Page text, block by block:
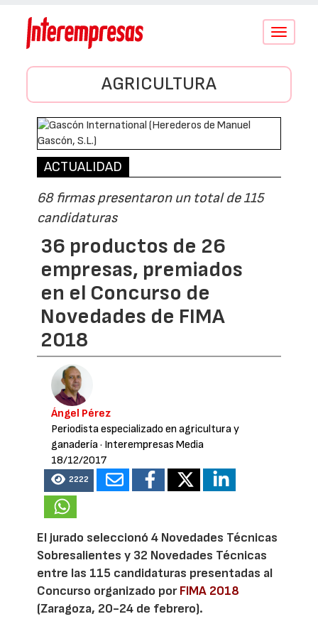
Conmutar
AGRICULTURA
ACTUALIDAD
68 firmas presentaron un total de 115
candidaturas
36 productos de 26
empresas, premiados
en el Concurso de
Novedades de FIMA
2018
Ángel Pérez
Periodista especializado en agricultura y
ganadería· Interempresas Media
18/12/2017
2222
El jurado seleccionó 4 Novedades Técnicas
Sobresalientes y 32 Novedades Técnicas
entre las 115 candidaturas presentadas al
Concurso organizado porFIMA 2018
(Zaragoza, 20-24 de febrero).